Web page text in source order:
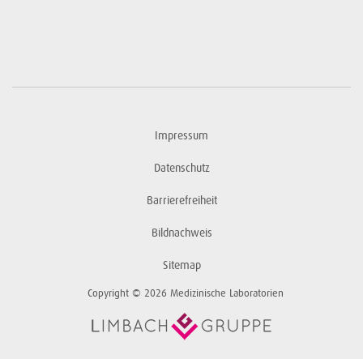
Impressum
Datenschutz
Barrierefreiheit
Bildnachweis
Sitemap
Copyright © 2026 Medizinische Laboratorien